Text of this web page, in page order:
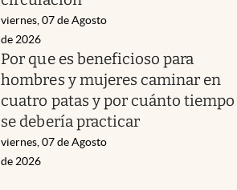
viernes, 07 de Agosto
de 2026
Por que es beneficioso para
hombres y mujeres caminar en
cuatro patas y por cuánto tiempo
se debería practicar
viernes, 07 de Agosto
de 2026